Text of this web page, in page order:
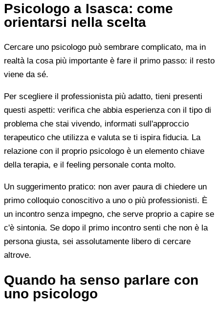
Psicologo a Isasca: come
orientarsi nella scelta
Cercare uno psicologo può sembrare complicato, ma in
realtà la cosa più importante è fare il primo passo: il resto
viene da sé.
Per scegliere il professionista più adatto, tieni presenti
questi aspetti: verifica che abbia esperienza con il tipo di
problema che stai vivendo, informati sull'approccio
terapeutico che utilizza e valuta se ti ispira fiducia. La
relazione con il proprio psicologo è un elemento chiave
della terapia, e il feeling personale conta molto.
Un suggerimento pratico: non aver paura di chiedere un
primo colloquio conoscitivo a uno o più professionisti. È
un incontro senza impegno, che serve proprio a capire se
c'è sintonia. Se dopo il primo incontro senti che non è la
persona giusta, sei assolutamente libero di cercare
altrove.
Quando ha senso parlare con
uno psicologo